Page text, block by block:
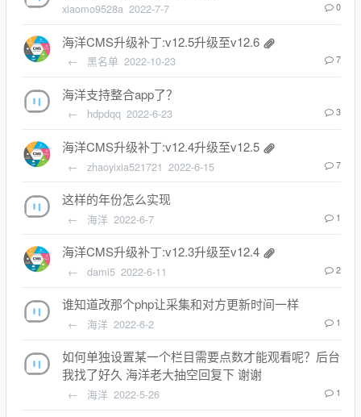
xiaomo9528a 2022-7-7 0
海洋CMS升级补丁:v12.5升级至v12.6
← 黑名单 2022-10-23 7
海洋支持整合app了？
← hdpdqq 2022-6-23 3
海洋CMS升级补丁:v12.4升级至v12.5
← zhaoyixia521721 2022-6-15 7
这样的年份怎么实现
← 海洋 2022-6-7 1
海洋CMS升级补丁:v12.3升级至v12.4
← dami5 2022-6-11 2
谁知道改那个php让采集和对方更新时间一样
← 海洋 2022-6-2 1
如何单独设置某一个栏目需要点数才能观看呢？后台
我找了好久 海洋老大抽空回复下 谢谢
← 海洋 2022-5-26 1